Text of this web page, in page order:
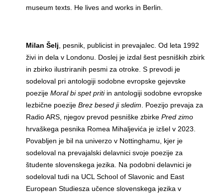
museum texts. He lives and works in Berlin.
Milan Šelj , pesnik, publicist in prevajalec. Od leta 1992
živi in dela v Londonu. Doslej je izdal šest pesniških zbirk
in zbirko ilustriranih pesmi za otroke. S prevodi je
sodeloval pri antologiji sodobne evropske gejevske
poezijeMoral bi spet priti in antologiji sodobne evropske
lezbične poezijeBrez besed ji sledim . Poezijo prevaja za
Radio ARS, njegov prevod pesniške zbirkePred zimo
hrvaškega pesnika Romea Mihaljevića je izšel v 2023.
Povabljen je bil na univerzo v Nottinghamu, kjer je
sodeloval na prevajalski delavnici svoje poezije za
študente slovenskega jezika. Na podobni delavnici je
sodeloval tudi na UCL School of Slavonic and East
European Studiesza učence slovenskega jezika v